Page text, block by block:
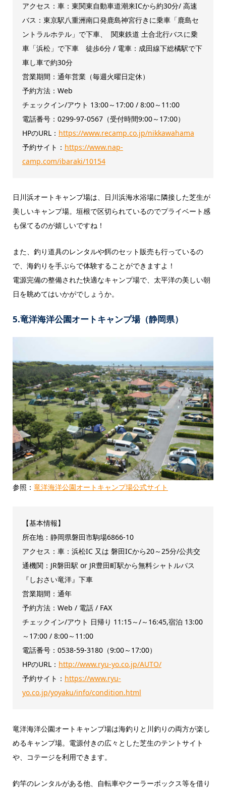
アクセス：車：東関東自動車道潮来ICから約30分/ 高速
バス：東京駅八重洲南口発鹿島神宮行きに乗車「鹿島セ
ントラルホテル」で下車、 関東鉄道 土合北行バスに乗
車「浜松」で下車 徒歩6分 / 電車：成田線下総橘駅で下
車し車で約30分
営業期間：通年営業（毎週火曜日定休）
予約方法：Web
チェックイン/アウト 13:00～17:00 / 8:00～11:00
電話番号：0299-97-0567（受付時間9:00～17:00）
HPのURL： https://www.recamp.co.jp/nikkawahama
予約サイト： https://www.nap-
camp.com/ibaraki/10154
日川浜オートキャンプ場は、日川浜海水浴場に隣接した芝生が
美しいキャンプ場。垣根で区切られているのでプライベート感
も保てるのが嬉しいですね！
また、釣り道具のレンタルや餌のセット販売も行っているの
で、海釣りを手ぶらで体験することができますよ！
電源完備の整備された快適なキャンプ場で、太平洋の美しい朝
日を眺めてはいかがでしょうか。
5.竜洋海洋公園オートキャンプ場（静岡県）
参照： 竜洋海洋公園オートキャンプ場公式サイト
【基本情報】
所在地：静岡県磐田市駒場6866-10
アクセス：車：浜松IC 又は 磐田ICから20～25分/公共交
通機関：JR磐田駅 or JR豊田町駅から無料シャトルバス
『しおさい竜洋』下車
営業期間：通年
予約方法：Web / 電話 / FAX
チェックイン/アウト 日帰り 11:15～/～16:45,宿泊 13:00
～17:00 / 8:00～11:00
電話番号：0538-59-3180（9:00～17:00）
HPのURL： http://www.ryu-yo.co.jp/AUTO/
予約サイト： https://www.ryu-
yo.co.jp/yoyaku/info/condition.html
竜洋海洋公園オートキャンプ場は海釣りと川釣りの両方が楽し
めるキャンプ場。電源付きの広々とした芝生のテントサイト
や、コテージを利用できます。
釣竿のレンタルがある他、自転車やクーラーボックス等を借り